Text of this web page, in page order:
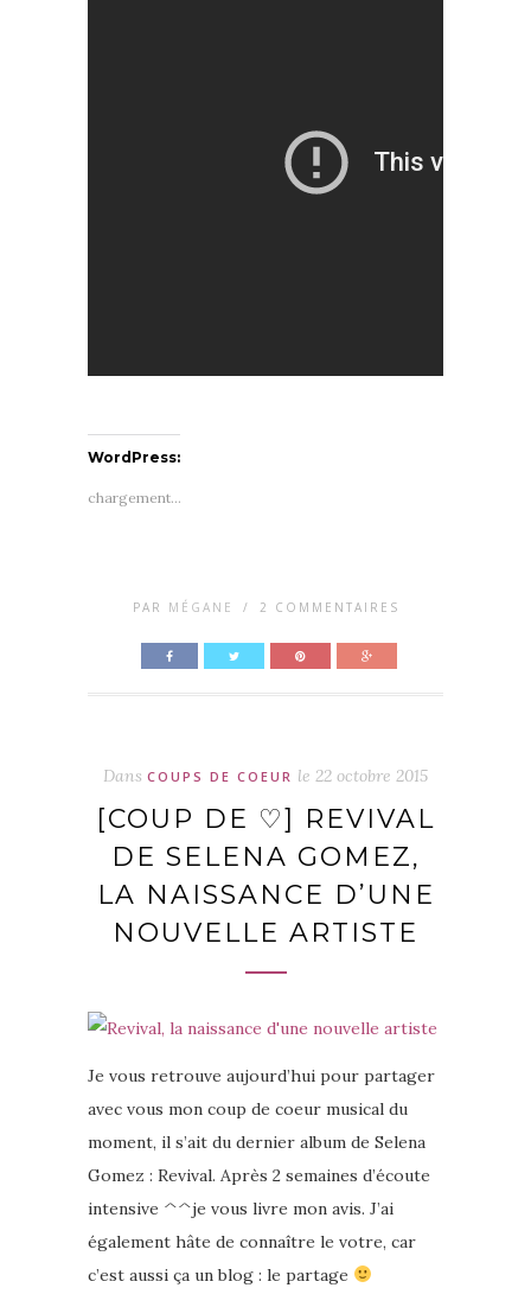
WordPress:
chargement…
PAR MÉGANE / 2 COMMENTAIRES
Dans COUPS DE COEUR le 22 octobre 2015
[COUP DE ♡] REVIVAL
DE SELENA GOMEZ,
LA NAISSANCE D’UNE
NOUVELLE ARTISTE
Je vous retrouve aujourd’hui pour partager
avec vous mon coup de coeur musical du
moment, il s’ait du dernier album de Selena
Gomez : Revival. Après 2 semaines d’écoute
intensive ^^je vous livre mon avis. J’ai
également hâte de connaître le votre, car
c’est aussi ça un blog : le partage